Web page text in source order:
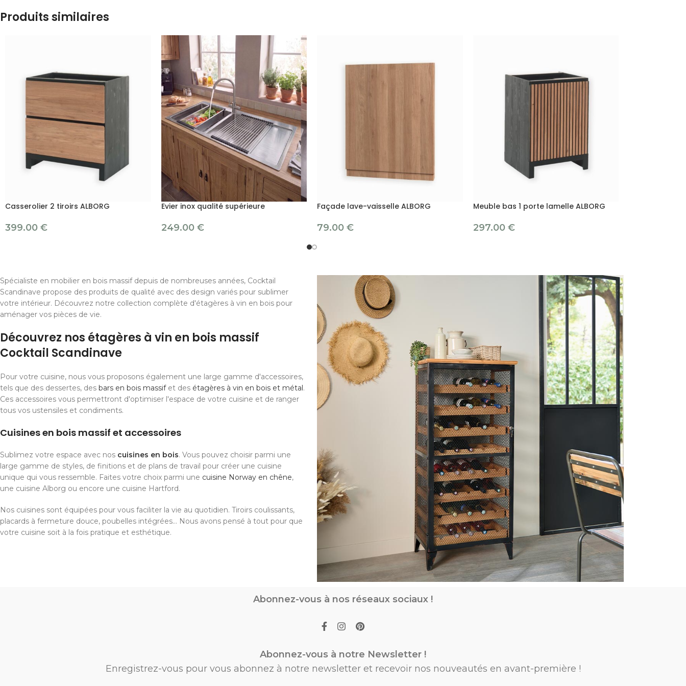
Produits similaires
Casserolier 2 tiroirs ALBORG
399.00 €
Evier inox qualité supérieure
249.00 €
Façade lave-vaisselle ALBORG
79.00 €
Meuble bas 1 porte lamelle ALBORG
297.00 €
Spécialiste en mobilier en bois massif depuis de nombreuses années, Cocktail
Scandinave propose des produits de qualité avec des design variés pour sublimer
votre intérieur. Découvrez notre collection complète d'étagères à vin en bois pour
aménager vos pièces de vie.
Découvrez nos étagères à vin en bois massif
Cocktail Scandinave
Pour votre cuisine, nous vous proposons également une large gamme d'accessoires,
tels que des dessertes, des bars en bois massifet des étagères à vin en bois et métal.
Ces accessoires vous permettront d'optimiser l'espace de votre cuisine et de ranger
tous vos ustensiles et condiments.
Cuisines en bois massif et accessoires
Sublimez votre espace avec nos cuisines en bois. Vous pouvez choisir parmi une
large gamme de styles, de finitions et de plans de travail pour créer une cuisine
unique qui vous ressemble. Faites votre choix parmi une cuisine Norway en chêne,
une cuisine Alborg ou encore une cuisine Hartford.
Nos cuisines sont équipées pour vous faciliter la vie au quotidien. Tiroirs coulissants,
placards à fermeture douce, poubelles intégrées... Nous avons pensé à tout pour que
votre cuisine soit à la fois pratique et esthétique.
Abonnez-vous à nos réseaux sociaux !
Abonnez-vous à notre Newsletter !
Enregistrez-vous pour vous abonnez à notre newsletter et recevoir nos nouveautés en avant-première !